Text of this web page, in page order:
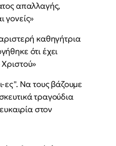
απαλλαγής,
γονείς»
καθηγήτρια
ότι έχει
ες". Να τους βάζουμε
τραγούδια
στον